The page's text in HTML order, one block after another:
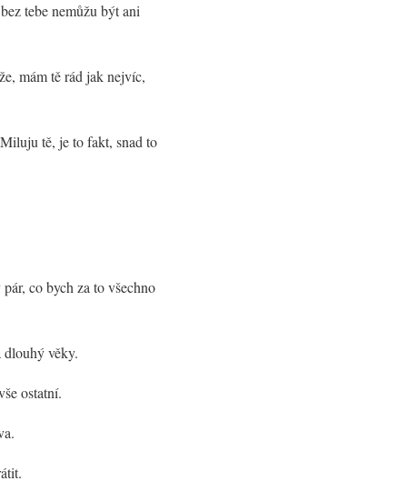
tebe nemůžu být ani
mám tě rád jak nejvíc,
tě, je to fakt, snad to
co bych za to všechno
věky.
ostatní.